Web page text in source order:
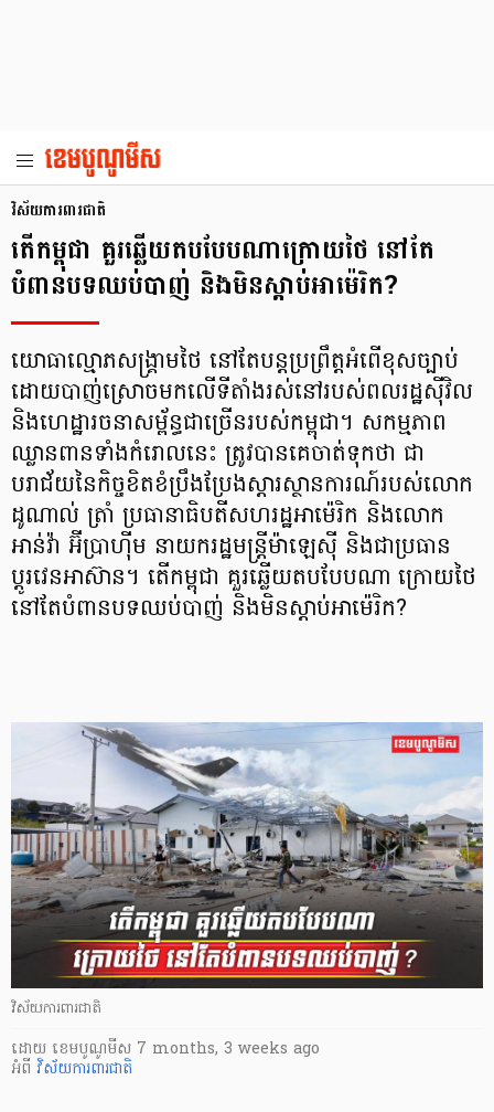
វិស័យការពារជាតិ
តើកម្ពុជា គួរឆ្លើយតបបែបណាក្រោយថៃ នៅតែ
បំពានបទឈប់បាញ់ និងមិនស្ដាប់អាម៉េរិក?
យោធាល្មោភសង្គ្រាមថៃ នៅតែបន្តប្រព្រឹត្តអំពើខុសច្បាប់
ដោយបាញ់ស្រោចមកលើទីតាំងរស់នៅរបស់ពលរដ្ឋស៊ីវិល
និងហេដ្ឋារចនាសម្ព័ន្ធជាច្រើនរបស់កម្ពុជា។ សកម្មភាព
ឈ្លានពានទាំងកំរោលនេះ ត្រូវបានគេចាត់ទុកថា ជា
បរាជ័យនៃកិច្ចខិតខំប្រឹងប្រែងស្ដារស្ថានការណ៍របស់លោក
ដូណាល់ ត្រាំ ប្រធានាធិបតីសហរដ្ឋអាម៉េរិក និងលោក
អាន់វ៉ា អ៊ីប្រាហ៊ីម នាយករដ្ឋមន្ត្រីម៉ាឡេស៊ី និងជាប្រធាន
ប្តូរវេនអាស៊ាន។ តើកម្ពុជា គួរឆ្លើយតបបែបណា ក្រោយថៃ
នៅតែបំពានបទឈប់បាញ់ និងមិនស្ដាប់អាម៉េរិក?
វិស័យការពារជាតិ
ដោយ ​ ខេមបូណូមីស 7 months, 3 weeks ago
អំពី វិស័យការពារជាតិ